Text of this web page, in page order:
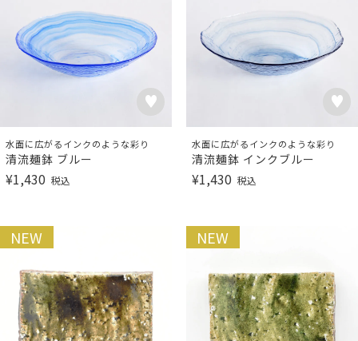
水面に広がるインクのような彩り
清流麺鉢 ブルー
¥1,430 税込
水面に広がるインクのような彩り
清流麺鉢 インクブルー
¥1,430 税込
NEW NEW